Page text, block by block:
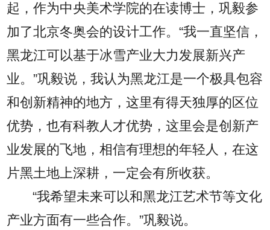
起，作为中央美术学院的在读博士，巩毅参
加了北京冬奥会的设计工作。“我一直坚信，
黑龙江可以基于冰雪产业大力发展新兴产
业。”巩毅说，我认为黑龙江是一个极具包容
和创新精神的地方，这里有得天独厚的区位
优势，也有科教人才优势，这里会是创新产
业发展的飞地，相信有理想的年轻人，在这
片黑土地上深耕，一定会有所收获。
“我希望未来可以和黑龙江艺术节等文化
产业方面有一些合作。”巩毅说。